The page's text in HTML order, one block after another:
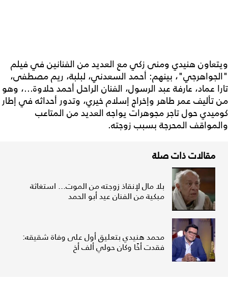
ويتعاون هنيدي ومنى زكي مع العديد من الفنانين في فيلم
"الجواهرجي"، بينهم: أحمد السعدني، لبلبة، ريم مصطفى،
تارا عماد، عارفة عبد الرسول، الفنان الراحل أحمد حلاوة...، وهو
من تأليف عمر طاهر وإخراج إسلام خيري، وتدور أحداثه في إطار
كوميدي حول تاجر مجوهرات يواجه العديد من المتاعب
والمواقف المحرجة بسبب زوجته.
مقالات ذات صلة
بلا مال لإنقاذ زوجته من الموت... استغاثة
مبكية من الفنان عيد أبو الحمد
محمد هنيدي بتعليق أول على وفاة شقيقه:
فقدت أخًا وكان حولي ألف أخ